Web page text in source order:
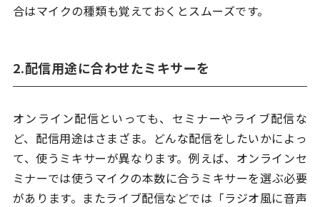
合はマイクの種類も覚えておくとスムーズです。
2.配信用途に合わせたミキサーを
オンライン配信といっても、セミナーやライブ配信な
ど、配信用途はさまざま。どんな配信をしたいかによっ
て、使うミキサーが異なります。例えば、オンラインセ
ミナーでは使うマイクの本数に合うミキサーを選ぶ必要
があります。またライブ配信などでは「ラジオ風に音声